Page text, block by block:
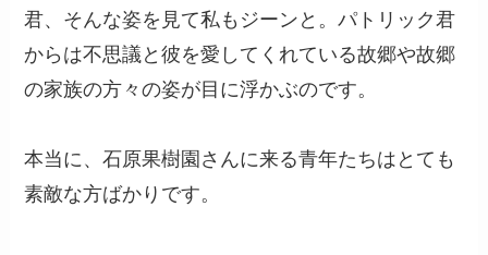
君、そんな姿を見て私もジーンと。パトリック君
からは不思議と彼を愛してくれている故郷や故郷
の家族の方々の姿が目に浮かぶのです。
本当に、石原果樹園さんに来る青年たちはとても
素敵な方ばかりです。